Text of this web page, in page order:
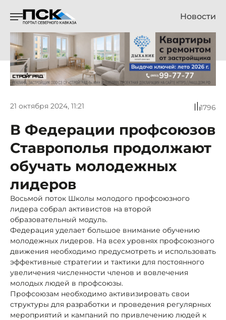
Новости
21 октября 2024, 11:21 1796
В Федерации профсоюзов
Ставрополья продолжают
обучать молодежных
лидеров
Восьмой поток Школы молодого профсоюзного
лидера собрал активистов на второй
образовательный модуль.
Федерация уделает большое внимание обучению
молодежных лидеров. На всех уровнях профсоюзного
движения необходимо предусмотреть и использовать
эффективные стратегии и тактики для постоянного
увеличения численности членов и вовлечения
молодых людей в профсоюзы.
Профсоюзам необходимо активизировать свои
структуры для разработки и проведения регулярных
мероприятий и кампаний по привлечению людей к